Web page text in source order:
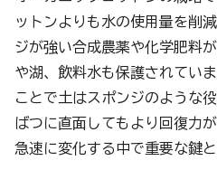
ットンよりも水の使用量を削
ジが強い合成農薬や化学肥料
や湖、飲料水も保護されてい
ことで土はスポンジのような
ばつに直面してもより回復力
急速に変化する中で重要な鍵と